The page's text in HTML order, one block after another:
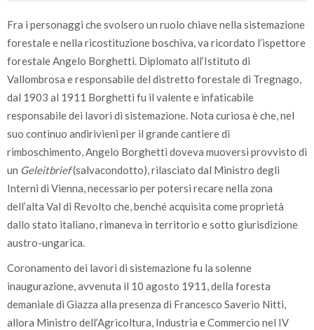
Fra i personaggi che svolsero un ruolo chiave nella sistemazione
forestale e nella ricostituzione boschiva, va ricordato l’ispettore
forestale Angelo Borghetti. Diplomato all’Istituto di
Vallombrosa e responsabile del distretto forestale di Tregnago,
dal 1903 al 1911 Borghetti fu il valente e infaticabile
responsabile dei lavori di sistemazione. Nota curiosa è che, nel
suo continuo andirivieni per il grande cantiere di
rimboschimento, Angelo Borghetti doveva muoversi provvisto di
un Geleitbrief(salvacondotto), rilasciato dal Ministro degli
Interni di Vienna, necessario per potersi recare nella zona
dell’alta Val di Revolto che, benché acquisita come proprietà
dallo stato italiano, rimaneva in territorio e sotto giurisdizione
austro-ungarica.
Coronamento dei lavori di sistemazione fu la solenne
inaugurazione, avvenuta il 10 agosto 1911, della foresta
demaniale di Giazza alla presenza di Francesco Saverio Nitti,
allora Ministro dell’Agricoltura, Industria e Commercio nel IV